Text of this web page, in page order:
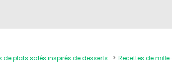
de plats salés inspirés de desserts
Recettes de